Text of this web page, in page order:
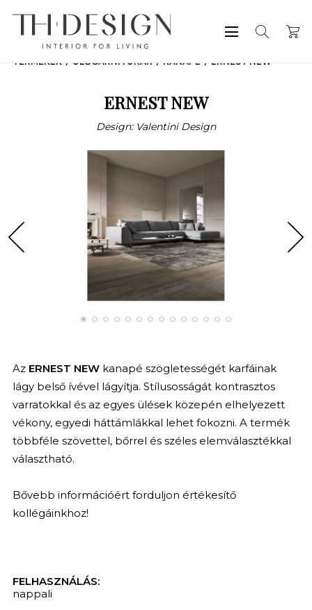
TERMÉKEK ÜLŐGARNITÚRÁK KANAPÉ ERNEST NEW
ERNEST NEW
Design: Valentini Design
Az ERNEST NEWkanapé szögletességét karfáinak
lágy belső ívével lágyítja. Stílusosságát kontrasztos
varratokkal és az egyes ülések közepén elhelyezett
vékony, egyedi háttámlákkal lehet fokozni. A termék
többféle szövettel, bőrrel és széles elemválasztékkal
választható.
Bővebb információért forduljon értékesítő
kollégáinkhoz!
FELHASZNÁLÁS:
nappali